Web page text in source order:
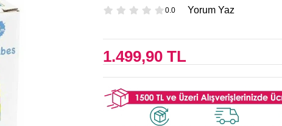
0.0 Yorum Yaz
1.499,90 TL